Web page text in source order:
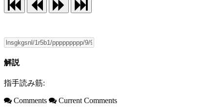
解説
指手読み筋:
Comments Current Comments